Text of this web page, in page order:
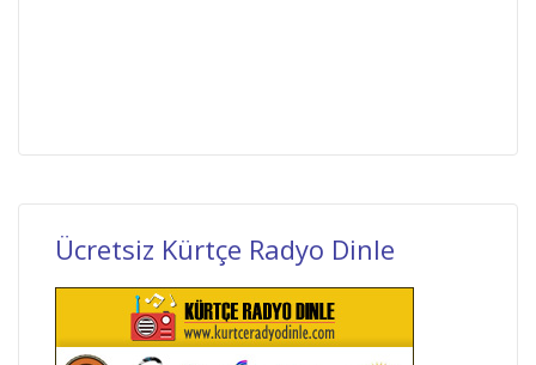
Ücretsiz Kürtçe Radyo Dinle